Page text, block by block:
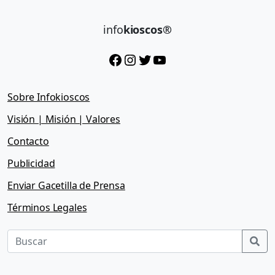
infokioscos®
Facebook InstagramTwitter YouTube
Sobre Infokioscos
Visión | Misión | Valores
Contacto
Publicidad
Enviar Gacetilla de Prensa
Términos Legales